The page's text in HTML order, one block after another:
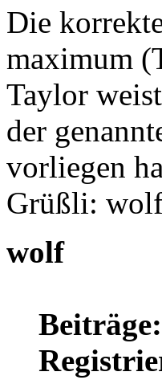
Die
maximum
Taylor
der
vorliegen
Grüßli:
wolf
Beiträge: